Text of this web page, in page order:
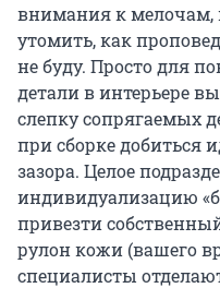
внимания к мелочам,
утомить, как
не буду. Просто для
детали в интерьере
слепку сопрягаемых
при сборке добиться
зазора. Целое
индивидуализацию
привезти
рулон кожи (вашего
специалисты